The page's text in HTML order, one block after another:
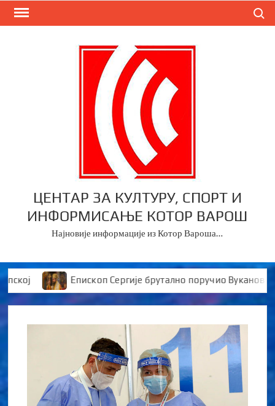
Skip
ЦЕНТАР ЗА КУЛТУРУ, СПОРТ И
ИНФОРМИСАЊЕ КОТОР ВАРОШ
Најновије информације из Котор Вароша…
Епископ Сергије брутално поручио Вукановићу